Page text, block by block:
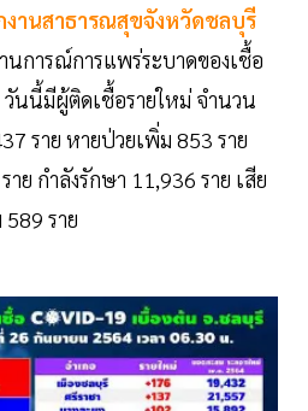
งานสาธารณสุขจังหวัดชลบุรี
นการณ์การแพร่ระบาดของเชื้อ
วันนี้มีผู้ติดเชื้อรายใหม่ จำนวน
ราย หายป่วยเพิ่ม 853 ราย
ย กำลังรักษา 11,936 ราย เสีย
589 ราย